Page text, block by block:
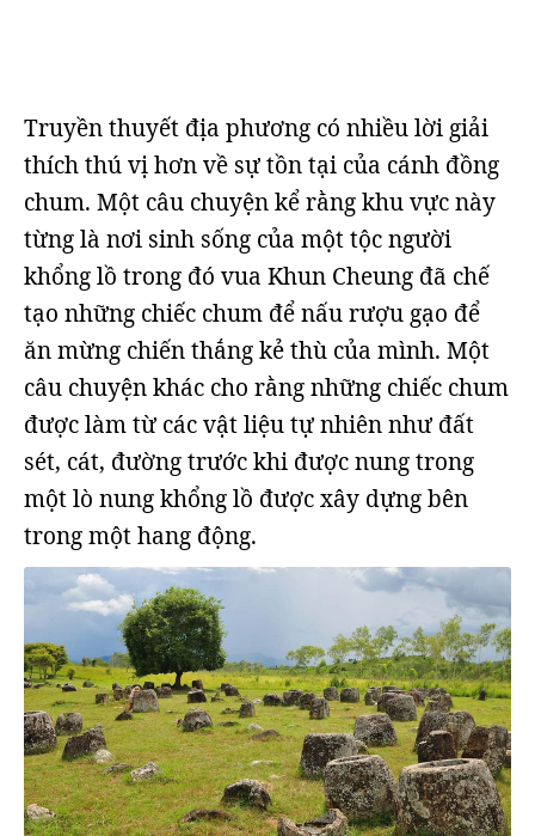
Truyền thuyết địa phương có nhiều lời giải
thích thú vị hơn về sự tồn tại của cánh đồng
chum. Một câu chuyện kể rằng khu vực này
từng là nơi sinh sống của một tộc người
khổng lồ trong đó vua Khun Cheung đã chế
tạo những chiếc chum để nấu rượu gạo để
ăn mừng chiến thắng kẻ thù của mình. Một
câu chuyện khác cho rằng những chiếc chum
được làm từ các vật liệu tự nhiên như đất
sét, cát, đường trước khi được nung trong
một lò nung khổng lồ được xây dựng bên
trong một hang động.